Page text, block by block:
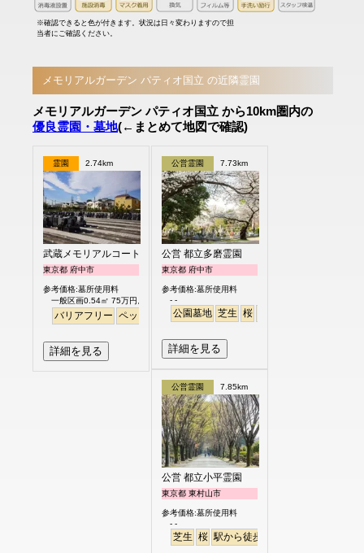
※確認できると色が付きます。状況は日々変わりますので担
当者にご確認ください。
メモリアルガーデン パティオ国立 の近隣霊園
メモリアルガーデン パティオ国立 から10km圏内の
優良霊園・墓地(←まとめて地図で確認)
霊園 2.74km
武蔵メモリアルコート
東京都 府中市
参考価格:墓所使用料
一般区画0.54㎡ 75万円より
バリアフリー ペット 永代供養 個人・夫婦
詳細を見る
公営霊園 7.73km
公営 都立多磨霊園
東京都 府中市
参考価格:墓所使用料
- -
公園墓地 芝生 桜
詳細を見る
公営霊園 7.85km
公営 都立小平霊園
東京都 東村山市
参考価格:墓所使用料
- -
芝生 桜 駅から徒歩